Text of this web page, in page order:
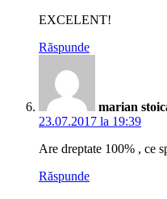
EXCELENT!
Răspunde
marian
23.07.2017 la 19:39
Are dreptate 100% , ce
Răspunde